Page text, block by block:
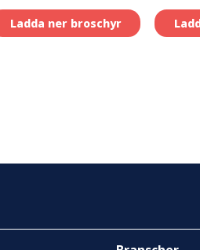
Ladda ner broschyr